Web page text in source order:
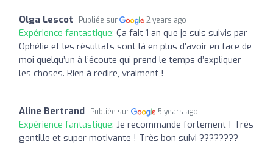
Olga Lescot Publiée sur 2 years ago
Expérience fantastique: Ça fait 1 an que je suis suivis par
Ophélie et les résultats sont là en plus d’avoir en face de
moi quelqu’un à l’écoute qui prend le temps d’expliquer
les choses. Rien à redire, vraiment !
Aline Bertrand Publiée sur 5 years ago
Expérience fantastique: Je recommande fortement ! Très
gentille et super motivante ! Très bon suivi ????????